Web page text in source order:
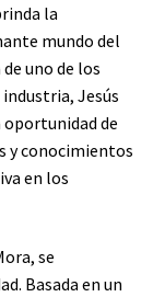
la
mundo del
uno de los
Jesús
oportunidad de
y conocimientos
en los
se
Basada en un